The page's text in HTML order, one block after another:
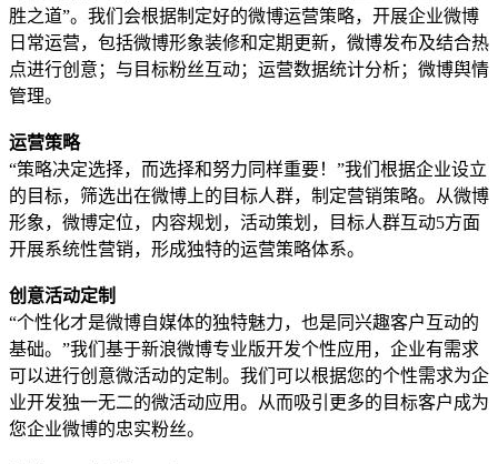
胜之道”。我们会根据制定好的微博运营策略，开展企业微博
日常运营，包括微博形象装修和定期更新，微博发布及结合热
点进行创意；与目标粉丝互动；运营数据统计分析；微博舆情
管理。
运营策略
“策略决定选择，而选择和努力同样重要！”我们根据企业设立
的目标，筛选出在微博上的目标人群，制定营销策略。从微博
形象，微博定位，内容规划，活动策划，目标人群互动5方面
开展系统性营销，形成独特的运营策略体系。
创意活动定制
“个性化才是微博自媒体的独特魅力，也是同兴趣客户互动的
基础。”我们基于新浪微博专业版开发个性应用，企业有需求
可以进行创意微活动的定制。我们可以根据您的个性需求为企
业开发独一无二的微活动应用。从而吸引更多的目标客户成为
您企业微博的忠实粉丝。